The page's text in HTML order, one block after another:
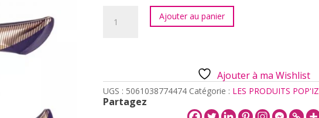
Mad
Beauty
Warner
Ajouter au panier
Ajouter à ma Wishlist
UGS : 5061038774474 Catégorie : LES PRODUITS POP'IZ
Partagez